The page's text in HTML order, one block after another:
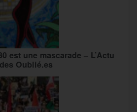
est une mascarade – L’Actu
des Oublié.es